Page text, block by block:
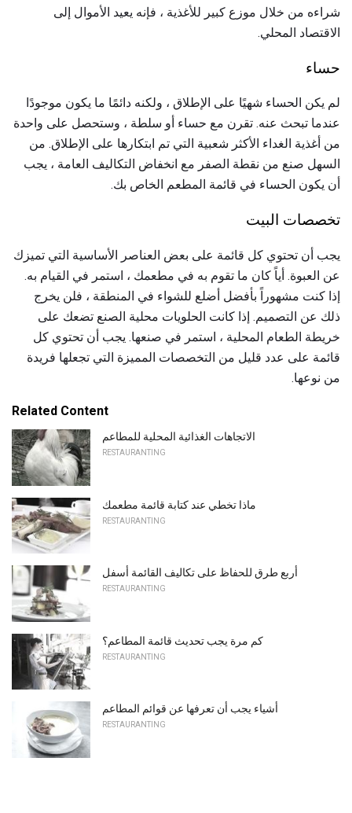
شراءه من خلال موزع كبير للأغذية ، فإنه يعيد الأموال إلى
الاقتصاد المحلي.
حساء
لم يكن الحساء شهيًا على الإطلاق ، ولكنه دائمًا ما يكون موجودًا
عندما تبحث عنه. تقرن مع حساء أو سلطة ، وستحصل على واحدة
من أغذية الغداء الأكثر شعبية التي تم ابتكارها على الإطلاق. من
السهل صنع من نقطة الصفر مع انخفاض التكاليف العامة ، يجب
أن يكون الحساء في قائمة المطعم الخاص بك.
تخصصات البيت
يجب أن تحتوي كل قائمة على بعض العناصر الأساسية التي تميزك
عن العبوة. أياً كان ما تقوم به في مطعمك ، استمر في القيام به.
إذا كنت مشهوراً بأفضل أضلع للشواء في المنطقة ، فلن يخرج
ذلك عن التصميم. إذا كانت الحلويات محلية الصنع تضعك على
خريطة الطعام المحلية ، استمر في صنعها. يجب أن تحتوي كل
قائمة على عدد قليل من التخصصات المميزة التي تجعلها فريدة
من نوعها.
Related Content
الاتجاهات الغذائية المحلية للمطاعم
RESTAURANTING
ماذا تخطي عند كتابة قائمة مطعمك
RESTAURANTING
أربع طرق للحفاظ على تكاليف القائمة أسفل
RESTAURANTING
كم مرة يجب تحديث قائمة المطاعم؟
RESTAURANTING
أشياء يجب أن تعرفها عن قوائم المطاعم
RESTAURANTING